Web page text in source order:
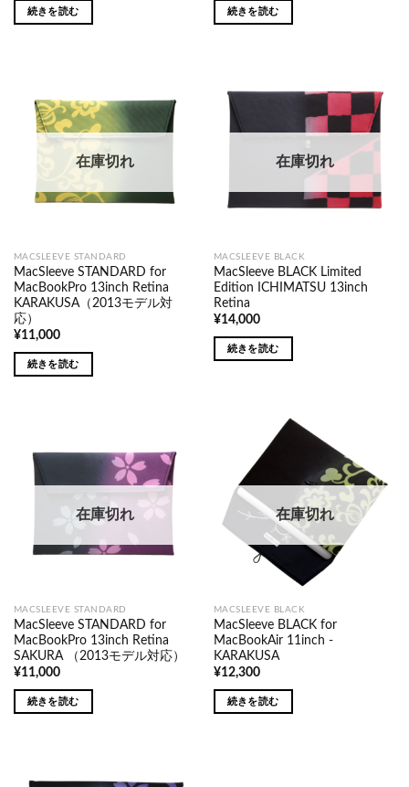
続きを読む 続きを読む
在庫切れ
MACSLEEVE STANDARD
MacSleeve STANDARD for
MacBookPro 13inch Retina
KARAKUSA（2013モデル対
応）
¥11,000
続きを読む
在庫切れ
MACSLEEVE BLACK
MacSleeve BLACK Limited
Edition ICHIMATSU 13inch
Retina
¥14,000
続きを読む
在庫切れ
MACSLEEVE STANDARD
MacSleeve STANDARD for
MacBookPro 13inch Retina
SAKURA （2013モデル対応）
¥11,000
続きを読む
在庫切れ
MACSLEEVE BLACK
MacSleeve BLACK for
MacBookAir 11inch -
KARAKUSA
¥12,300
続きを読む